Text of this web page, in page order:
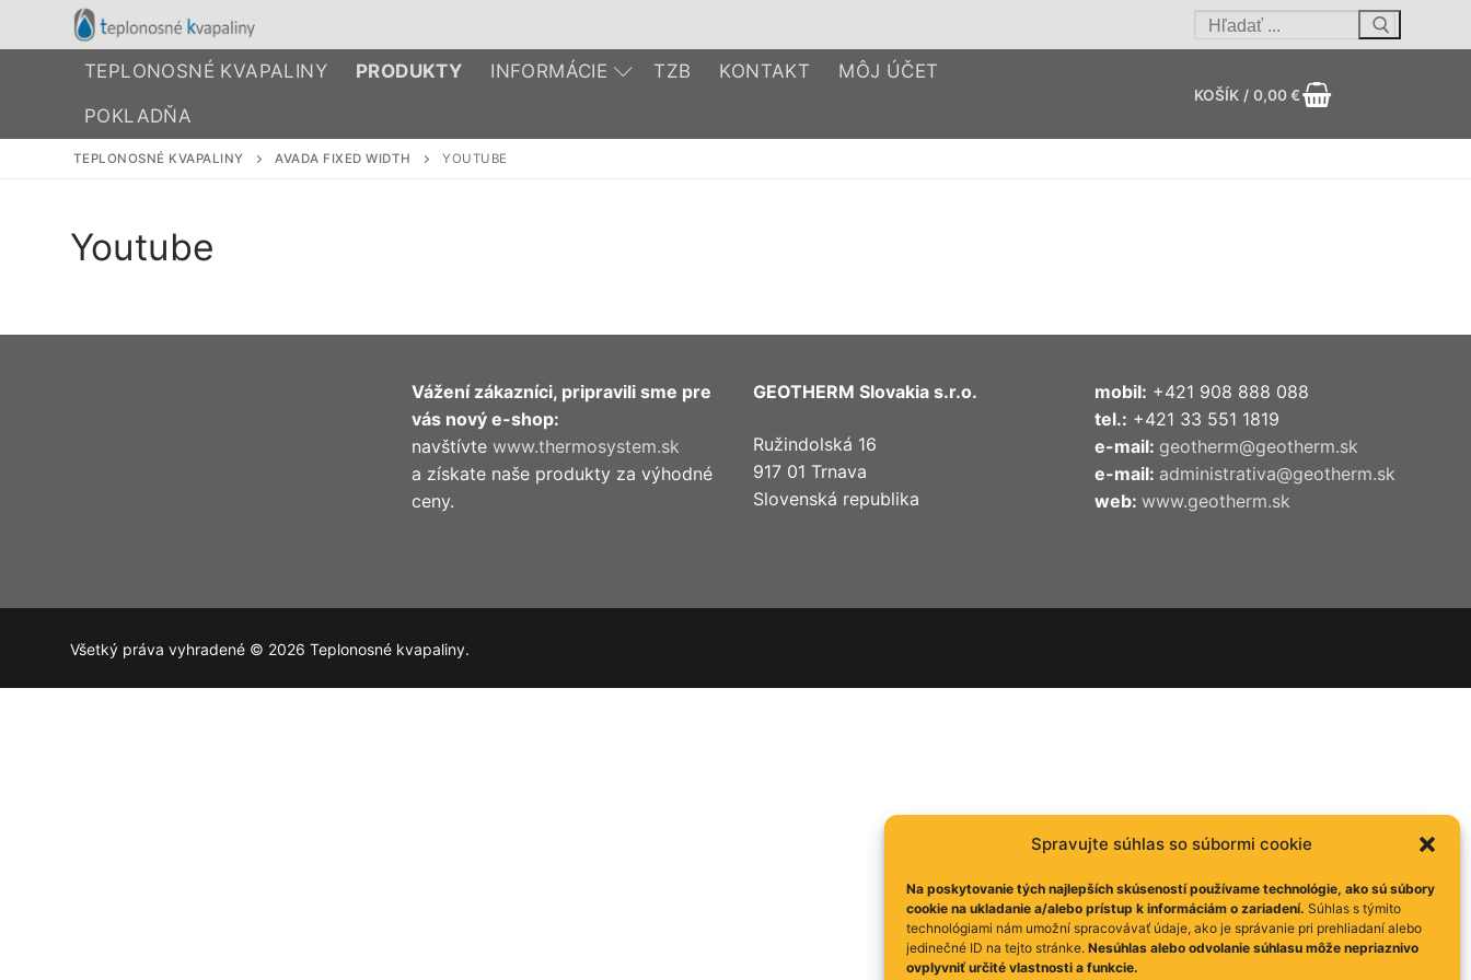
Spravujte súhlas so súbormi cookie
Na poskytovanie tých najlepších skúseností používame technológie, ako sú súbory
cookie na ukladanie a/alebo prístup k informáciám o zariadení. Súhlas s týmito
technológiami nám umožní spracovávať údaje, ako je správanie pri prehliadaní alebo
jedinečné ID na tejto stránke. Nesúhlas alebo odvolanie súhlasu môže nepriaznivo
ovplyvniť určité vlastnosti a funkcie.
Preskočiť
Hľadať:
TEPLONOSNÉ KVAPALINY PRODUKTY INFORMÁCIE TZB KONTAKT MÔJ ÚČET
POKLADŇA
KOŠÍK / 0,00€
TEPLONOSNÉ KVAPALINY AVADA FIXED WIDTH YOUTUBE
Youtube
Vážení zákazníci, pripravili sme pre
vás nový e-shop:
navštívte www.thermosystem.sk
a získate naše produkty za výhodné
ceny.
GEOTHERM Slovakia s.r.o.
Ružindolská 16
917 01 Trnava
Slovenská republika
mobil: +421 908 888 088
tel.: +421 33 551 1819
e-mail: geotherm@geotherm.sk
e-mail: administrativa@geotherm.sk
web: www.geotherm.sk
Všetký práva vyhradené © 2026 Teplonosné kvapaliny.